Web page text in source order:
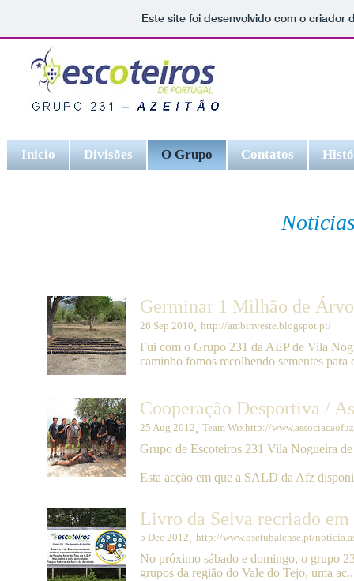
Este site foi desenvolvido com o criador
Inicio Divisões O Grupo Contatos
Germinar 1 Milhão de
26 Sep 2010, http://ambinveste.blogspot.pt/
Fui com o Grupo 231 da AEP de Vila
caminho fomos recolhendo sementes para
Cooperação Desportiva /
25 Aug 2012, Team Wixhttp://
Grupo de Escoteiros 231 Vila Nogueira
Esta acção em que a SALD da Afz
Livro da Selva recriado
5 Dec 2012, http://www.osetubalense.pt/
No próximo sábado e domingo, o grupo
grupos da região do Vale do Tejo, uma